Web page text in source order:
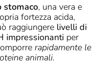
stomaco, una vera e
fortezza acida,
raggiungere livelli di
impressionanti per
rapidamente le
animali.